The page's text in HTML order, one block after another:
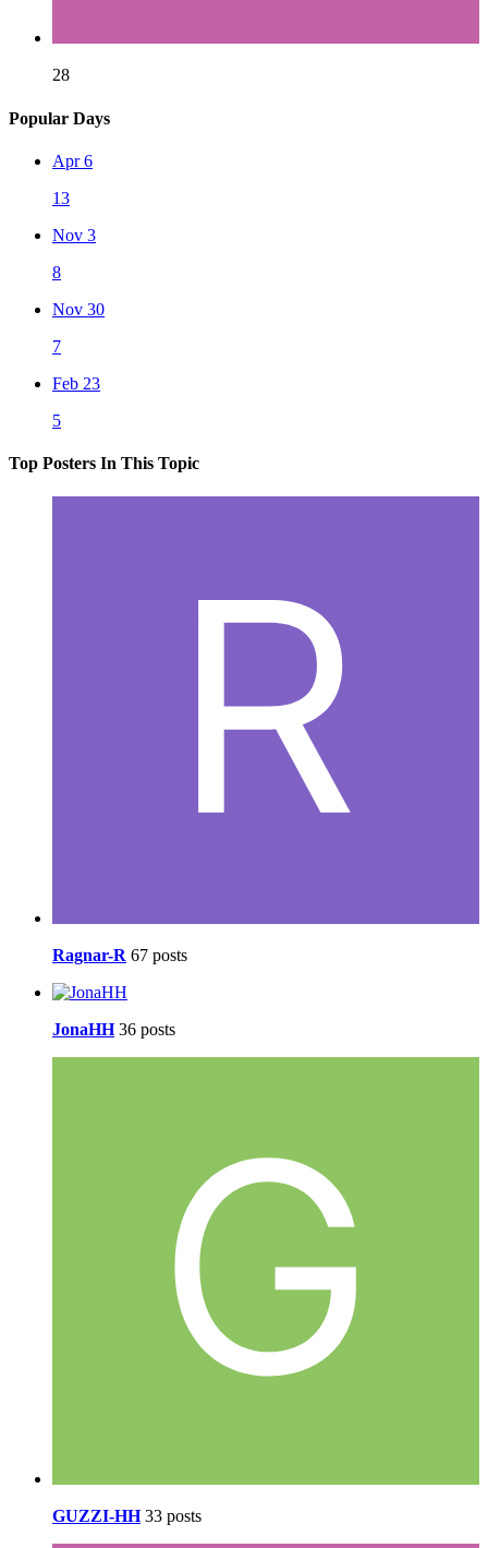
28
Popular Days
Apr 6
13
Nov 3
8
Nov 30
7
Feb 23
5
Top Posters In This Topic
Ragnar-R 67 posts
JonaHH 36 posts
GUZZI-HH 33 posts